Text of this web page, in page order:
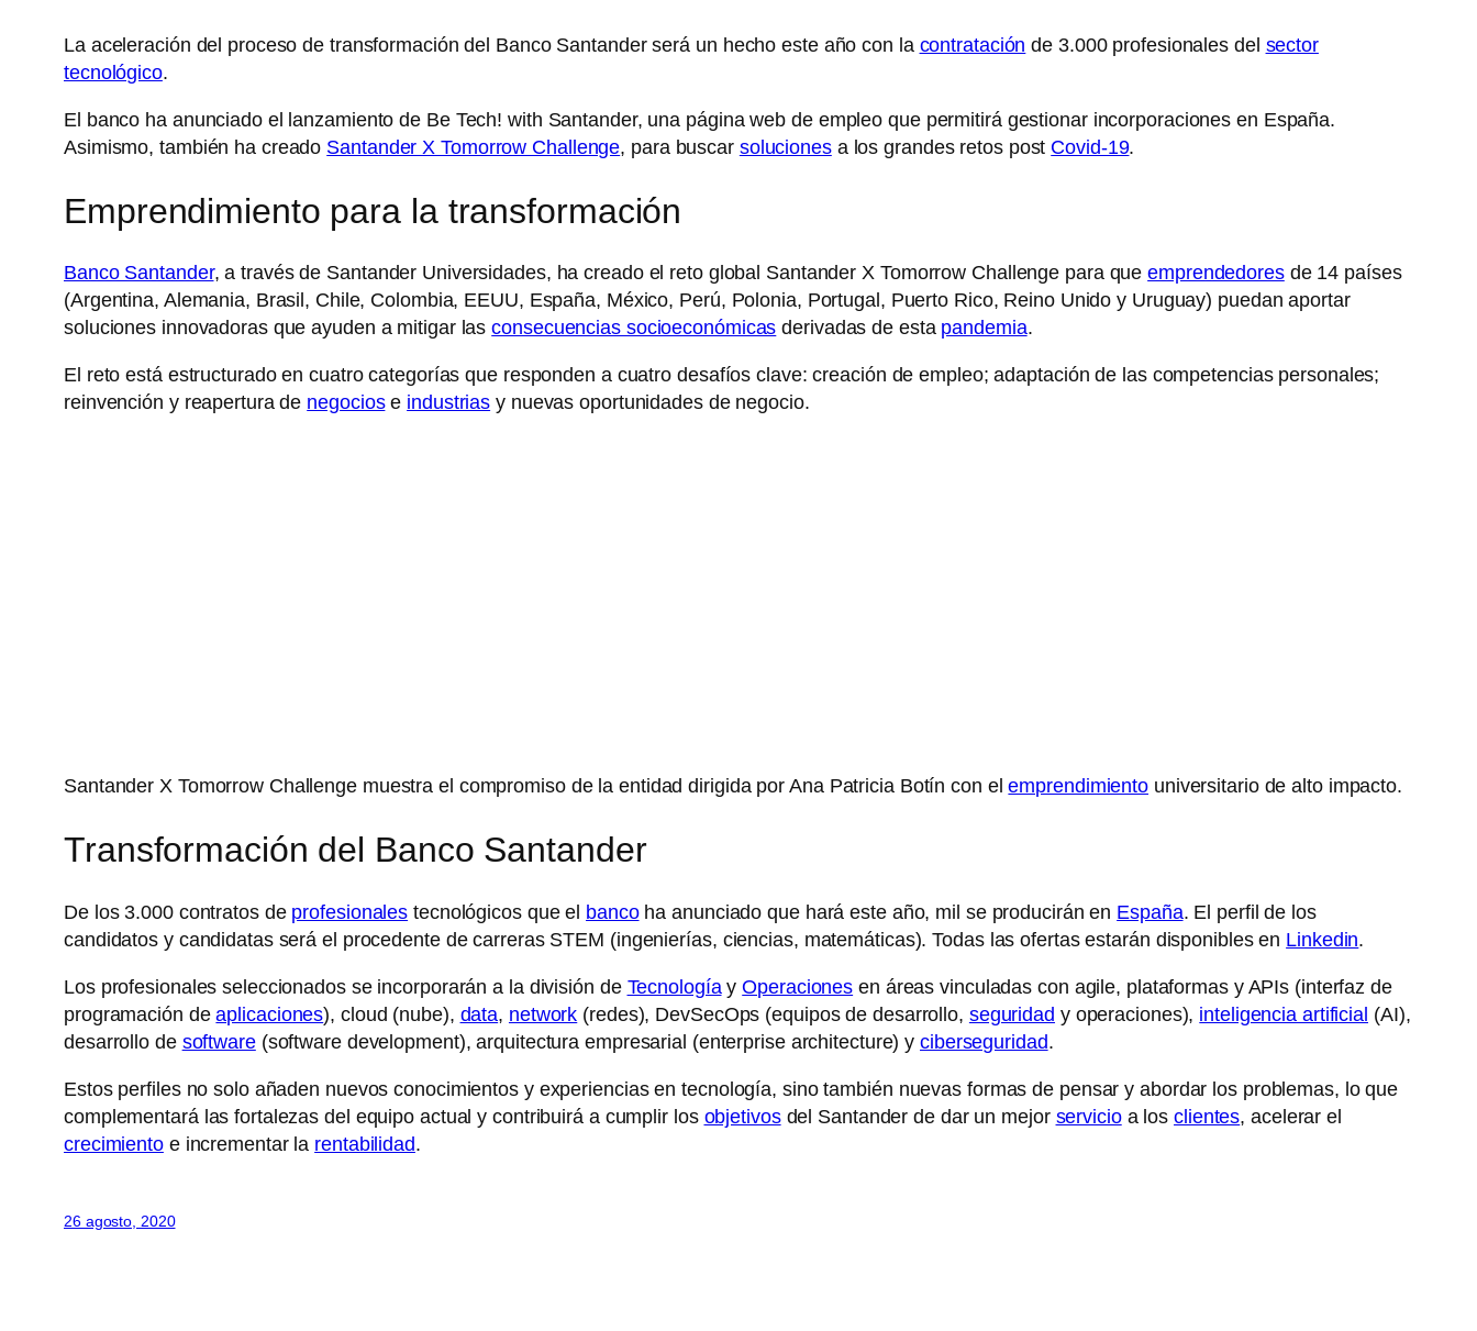
La aceleración del proceso de transformación del Banco Santander será un hecho este año con la contratación de 3.000 profesionales del sector
tecnológico.
El banco ha anunciado el lanzamiento de Be Tech! with Santander, una página web de empleo que permitirá gestionar incorporaciones en España.
Asimismo, también ha creado Santander X Tomorrow Challenge, para buscar solucionesa los grandes retos post Covid-19.
Emprendimiento para la transformación
Banco Santander, a través de Santander Universidades, ha creado el reto global Santander X Tomorrow Challenge para queemprendedoresde 14 países
(Argentina, Alemania, Brasil, Chile, Colombia, EEUU, España, México, Perú, Polonia, Portugal, Puerto Rico, Reino Unido y Uruguay) puedan aportar
soluciones innovadoras que ayuden a mitigar lasconsecuencias socioeconómicas derivadas de esta pandemia.
El reto está estructurado en cuatro categorías que responden a cuatro desafíos clave: creación de empleo; adaptación de las competencias personales;
reinvención y reapertura de negociose industrias y nuevas oportunidades de negocio.
Santander X Tomorrow Challenge muestra el compromiso de la entidad dirigida por Ana Patricia Botín con elemprendimiento universitario de alto impacto.
Transformación del Banco Santander
De los 3.000 contratos de profesionales tecnológicos que el bancoha anunciado que hará este año, mil se producirán en España. El perfil de los
candidatos y candidatas será el procedente de carreras STEM (ingenierías, ciencias, matemáticas). Todas las ofertas estarán disponibles en Linkedin.
Los profesionales seleccionados se incorporarán a la división de TecnologíayOperaciones en áreas vinculadas con agile, plataformas y APIs (interfaz de
programación deaplicaciones), cloud (nube), data, network (redes), DevSecOps (equipos de desarrollo, seguridad y operaciones), inteligencia artificial (AI),
desarrollo de software(software development), arquitectura empresarial (enterprise architecture) yciberseguridad.
Estos perfiles no solo añaden nuevos conocimientos y experiencias en tecnología, sino también nuevas formas de pensar y abordar los problemas, lo que
complementará las fortalezas del equipo actual y contribuirá a cumplir los objetivosdel Santander de dar un mejor servicioa losclientes, acelerar el
crecimientoe incrementar la rentabilidad.
26 agosto, 2020